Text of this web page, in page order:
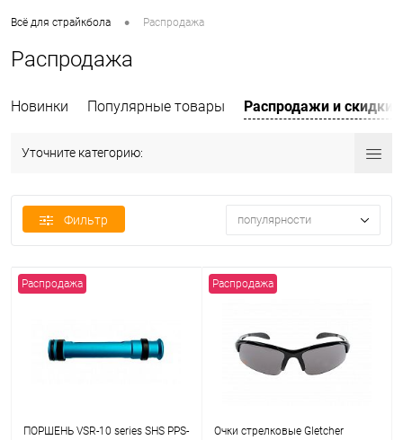
Всё для страйкбола • Распродажа
Распродажа
Новинки Популярные товары Распродажи и скидки
Уточните категорию:
Фильтр популярности
Распродажа
ПОРШЕНЬ VSR-10 series SHS PPS-
Распродажа
Очки стрелковые Gletcher